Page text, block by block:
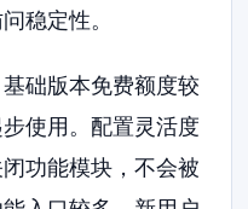
稳定性。
基础版本免费额度较
使用。配置灵活度
功能模块，不会被